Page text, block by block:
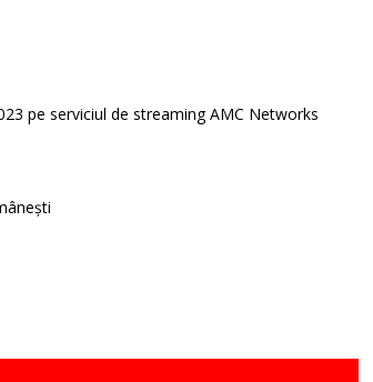
pe serviciul de streaming AMC Networks